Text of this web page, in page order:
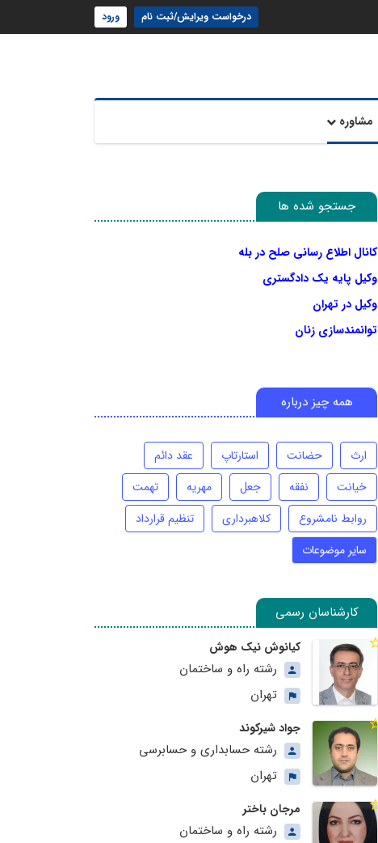
درخواست ویرایش/ثبت نام ورود
مشاوره
جستجو شده ها
کانال اطلاع رسانی صلح در بله
وکیل پایه یک دادگستری
وکیل در تهران
توانمندسازی زنان
همه چیز درباره
ارث حضانت استارتاپ
عقد دائم
خیانت
نفقه جعل مهریه
تهمت
روابط نامشروع
کلاهبرداری
تنظیم قرارداد
سایر موضوعات
کارشناسان رسمی
کیانوش نیک هوش
رشته راه و ساختمان
تهران
جواد شیرکوند
رشته حسابداری و حسابرسی
تهران
مرجان باختر
رشته راه و ساختمان